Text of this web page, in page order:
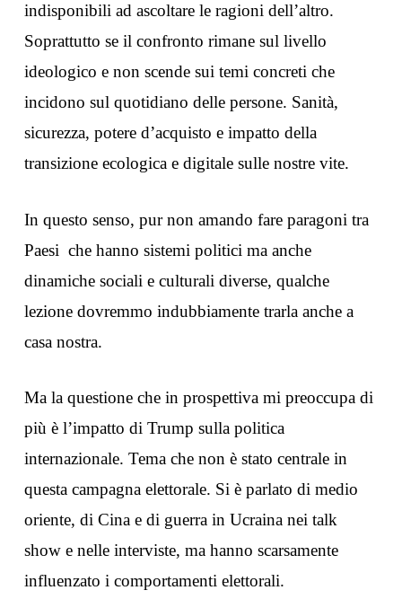
indisponibili ad ascoltare le ragioni dell’altro.
Soprattutto se il confronto rimane sul livello
ideologico e non scende sui temi concreti che
incidono sul quotidiano delle persone. Sanità,
sicurezza, potere d’acquisto e impatto della
transizione ecologica e digitale sulle nostre vite.
In questo senso, pur non amando fare paragoni tra
Paesi che hanno sistemi politici ma anche
dinamiche sociali e culturali diverse, qualche
lezione dovremmo indubbiamente trarla anche a
casa nostra.
Ma la questione che in prospettiva mi preoccupa di
più è l’impatto di Trump sulla politica
internazionale. Tema che non è stato centrale in
questa campagna elettorale. Si è parlato di medio
oriente, di Cina e di guerra in Ucraina nei talk
show e nelle interviste, ma hanno scarsamente
influenzato i comportamenti elettorali.